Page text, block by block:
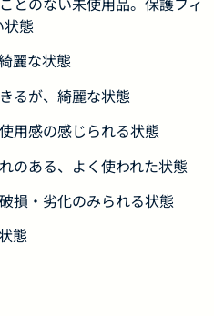
態
麗な状態
るが、綺麗な状態
用感の感じられる状態
のある、よく使われた状態
損・劣化のみられる状態
態